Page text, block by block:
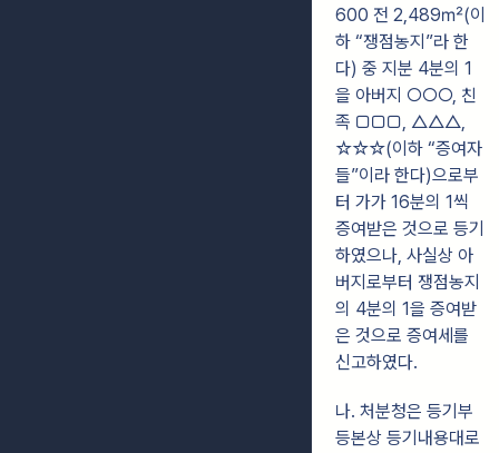
600 전 2,489㎡(이
하 “쟁점농지”라 한
다) 중 지분 4분의 1
을 아버지 ○○○, 친
족 □□□, △△△,
☆☆☆(이하 “증여자
들”이라 한다)으로부
터 가가 16분의 1씩
증여받은 것으로 등기
하였으나, 사실상 아
버지로부터 쟁점농지
의 4분의 1을 증여받
은 것으로 증여세를
신고하였다.
나. 처분청은 등기부
등본상 등기내용대로